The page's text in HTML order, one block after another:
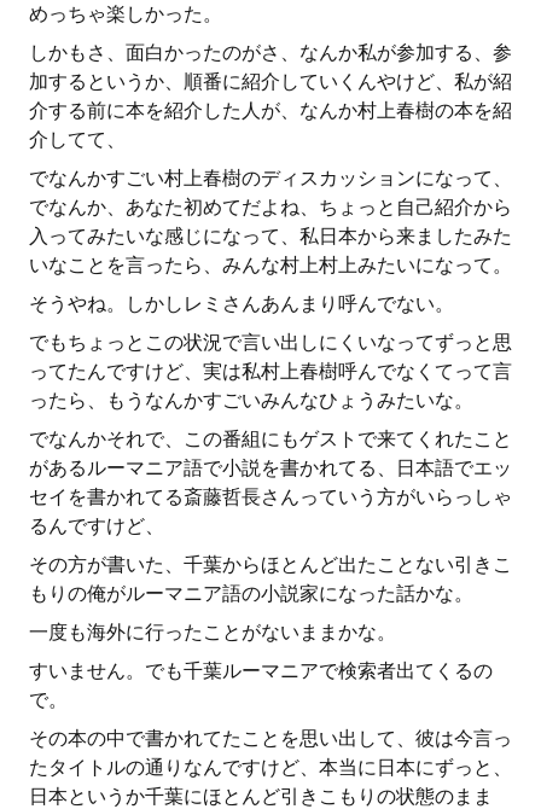
めっちゃ楽しかった。
しかもさ、面白かったのがさ、なんか私が参加する、参
加するというか、順番に紹介していくんやけど、私が紹
介する前に本を紹介した人が、なんか村上春樹の本を紹
介してて、
でなんかすごい村上春樹のディスカッションになって、
でなんか、あなた初めてだよね、ちょっと自己紹介から
入ってみたいな感じになって、私日本から来ましたみた
いなことを言ったら、みんな村上村上みたいになって。
そうやね。しかしレミさんあんまり呼んでない。
でもちょっとこの状況で言い出しにくいなってずっと思
ってたんですけど、実は私村上春樹呼んでなくてって言
ったら、もうなんかすごいみんなひょうみたいな。
でなんかそれで、この番組にもゲストで来てくれたこと
があるルーマニア語で小説を書かれてる、日本語でエッ
セイを書かれてる斎藤哲長さんっていう方がいらっしゃ
るんですけど、
その方が書いた、千葉からほとんど出たことない引きこ
もりの俺がルーマニア語の小説家になった話かな。
一度も海外に行ったことがないままかな。
すいません。でも千葉ルーマニアで検索者出てくるの
で。
その本の中で書かれてたことを思い出して、彼は今言っ
たタイトルの通りなんですけど、本当に日本にずっと、
日本というか千葉にほとんど引きこもりの状態のまま